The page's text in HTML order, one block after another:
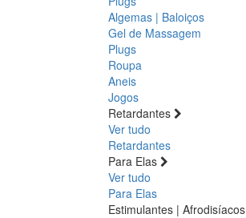
Algemas | Baloiços
Gel de Massagem
Plugs
Roupa
Aneis
Jogos
Retardantes
Ver tudo
Retardantes
Para Elas
Ver tudo
Para Elas
Estimulantes | Afrodisíacos